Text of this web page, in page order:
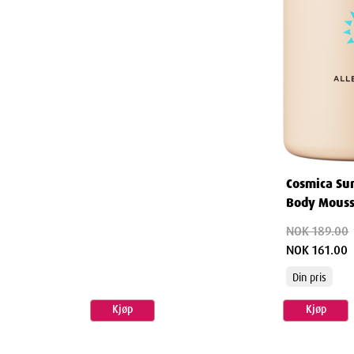
og forberede huden
Kjøp
Cosmica
Body
NOK 189.00
NOK 161.00
Din pris
Kjøp